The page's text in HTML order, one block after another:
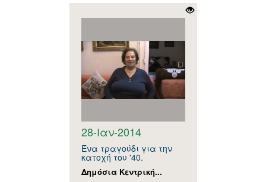
28-Ιαν-2014
Ένα τραγούδι για την
κατοχή του '40.
Δημόσια Κεντρική...